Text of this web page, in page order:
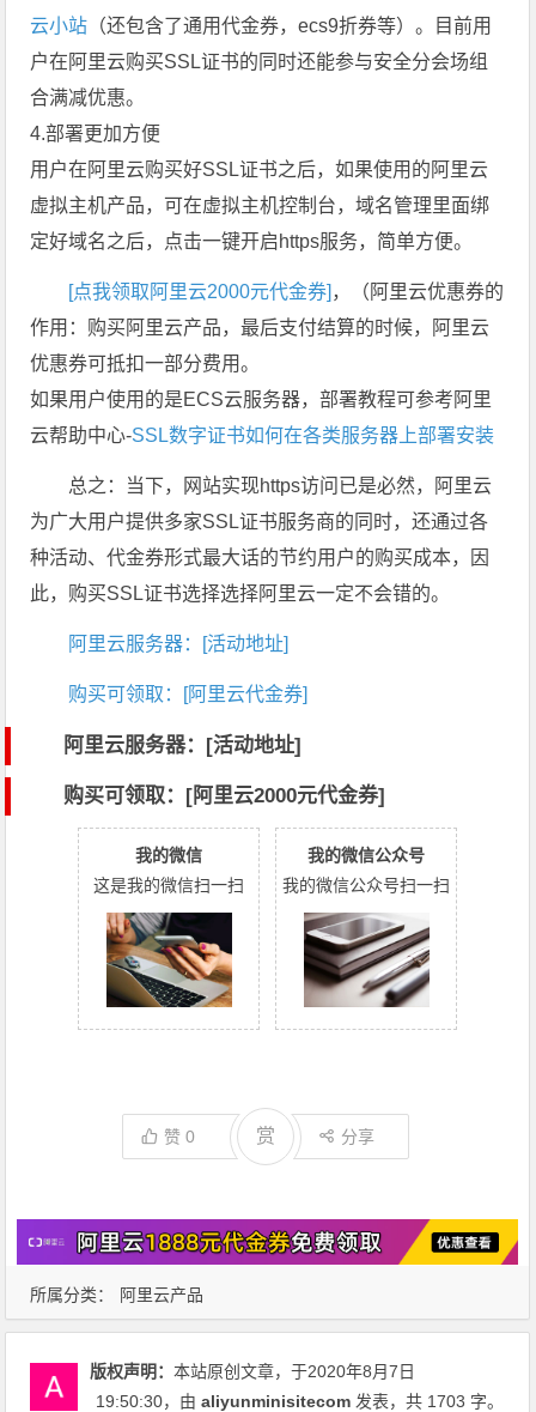
云小站 （还包含了通用代金券，ecs9折券等）。目前用
户在阿里云购买SSL证书的同时还能参与安全分会场组
合满减优惠。
4.部署更加方便
用户在阿里云购买好SSL证书之后，如果使用的阿里云
虚拟主机产品，可在虚拟主机控制台，域名管理里面绑
定好域名之后，点击一键开启https服务，简单方便。
[点我领取阿里云2000元代金券] ，（阿里云优惠券的
作用：购买阿里云产品，最后支付结算的时候，阿里云
优惠券可抵扣一部分费用。
如果用户使用的是ECS云服务器，部署教程可参考阿里
云帮助中心-SSL数字证书如何在各类服务器上部署安装
总之：当下，网站实现https访问已是必然，阿里云
为广大用户提供多家SSL证书服务商的同时，还通过各
种活动、代金券形式最大话的节约用户的购买成本，因
此，购买SSL证书选择选择阿里云一定不会错的。
阿里云服务器：[活动地址]
购买可领取：[阿里云代金券]
阿里云服务器：[活动地址]
购买可领取：[阿里云2000元代金券]
我的微信
这是我的微信扫一扫
我的微信公众号
我的微信公众号扫一扫
赞0 赏 分享
所属分类： 阿里云产品
版权声明：本站原创文章，于2020年8月7日
19:50:30，由aliyunminisitecom 发表，共 1703 字。